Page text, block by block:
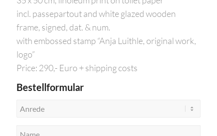
incl. passepartout and white glazed wooden
frame, signed, dat. & num.
with embossed stamp “Anja Luithle, original work,
logo”
Price: 290,- Euro + shipping costs
Bestellformular